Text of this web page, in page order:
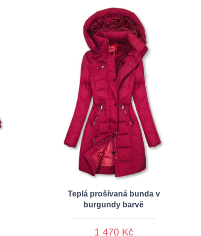
Teplá prošívaná bunda v
burgundy barvě
1 470 Kč